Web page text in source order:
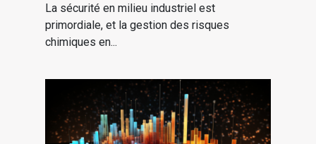
rétention chimiques
La sécurité en milieu industriel est
primordiale, et la gestion des risques
chimiques en...